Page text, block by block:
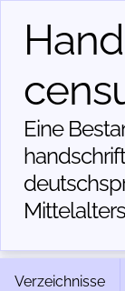
Eine
Mittelalters
Verzeichnisse